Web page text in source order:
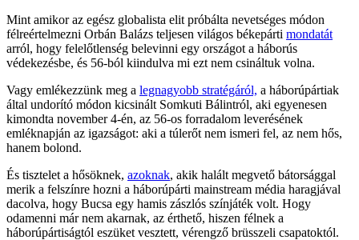
Mint amikor az egész globalista elit próbálta nevetséges módon
félreértelmezni Orbán Balázs teljesen világos békepárti mondatát
arról, hogy felelőtlenség belevinni egy országot a háborús
védekezésbe, és 56-ból kiindulva mi ezt nem csináltuk volna.
Vagy emlékezzünk meg a legnagyobb stratégáról, a háborúpártiak
által undorító módon kicsinált Somkuti Bálintról, aki egyenesen
kimondta november 4-én, az 56-os forradalom leverésének
emléknapján az igazságot: aki a túlerőt nem ismeri fel, az nem hős,
hanem bolond.
És tisztelet a hősöknek, azoknak, akik halált megvető bátorsággal
merik a felszínre hozni a háborúpárti mainstream média haragjával
dacolva, hogy Bucsa egy hamis zászlós színjáték volt. Hogy
odamenni már nem akarnak, az érthető, hiszen félnek a
háborúpártiságtól eszüket vesztett, vérengző brüsszeli csapatoktól.